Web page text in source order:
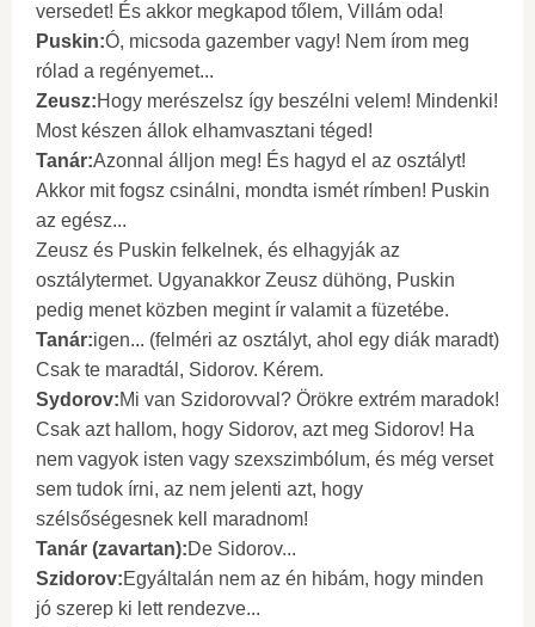
versedet! És akkor megkapod tőlem, Villám oda!
Puskin:Ó, micsoda gazember vagy! Nem írom meg
rólad a regényemet...
Zeusz:Hogy merészelsz így beszélni velem! Mindenki!
Most készen állok elhamvasztani téged!
Tanár:Azonnal álljon meg! És hagyd el az osztályt!
Akkor mit fogsz csinálni, mondta ismét rímben! Puskin
az egész...
Zeusz és Puskin felkelnek, és elhagyják az
osztálytermet. Ugyanakkor Zeusz dühöng, Puskin
pedig menet közben megint ír valamit a füzetébe.
Tanár:igen... (felméri az osztályt, ahol egy diák maradt)
Csak te maradtál, Sidorov. Kérem.
Sydorov:Mi van Szidorovval? Örökre extrém maradok!
Csak azt hallom, hogy Sidorov, azt meg Sidorov! Ha
nem vagyok isten vagy szexszimbólum, és még verset
sem tudok írni, az nem jelenti azt, hogy
szélsőségesnek kell maradnom!
Tanár (zavartan):De Sidorov...
Szidorov:Egyáltalán nem az én hibám, hogy minden
jó szerep ki lett rendezve...